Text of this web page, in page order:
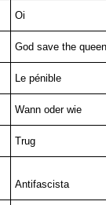
Oi
God save the queen
Le pénible
Wann oder wie
Trug
Antifascista